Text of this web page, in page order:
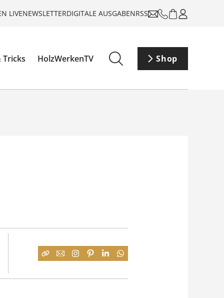
LIVENEWSLETTERDIGITALE AUSGABENRSS
Tricks HolzWerkenTV Shop